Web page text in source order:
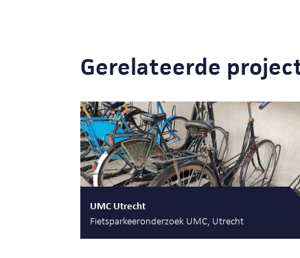
Gerelateerde
UMC Utrecht
Fietsparkeeronderzoek UMC, Utrecht